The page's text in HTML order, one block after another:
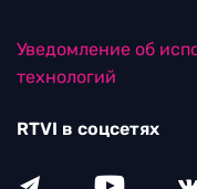
Уведомление об
технологий
RTVI в соцсетях